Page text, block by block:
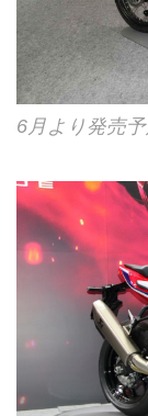
6月より発売